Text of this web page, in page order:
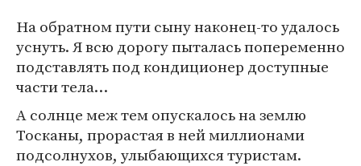
На обратном пути сыну наконец-то удалось
уснуть. Я всю дорогу пыталась попеременно
подставлять под кондиционер доступные
части тела…
А солнце меж тем опускалось на землю
Тосканы, прорастая в ней миллионами
подсолнухов, улыбающихся туристам.